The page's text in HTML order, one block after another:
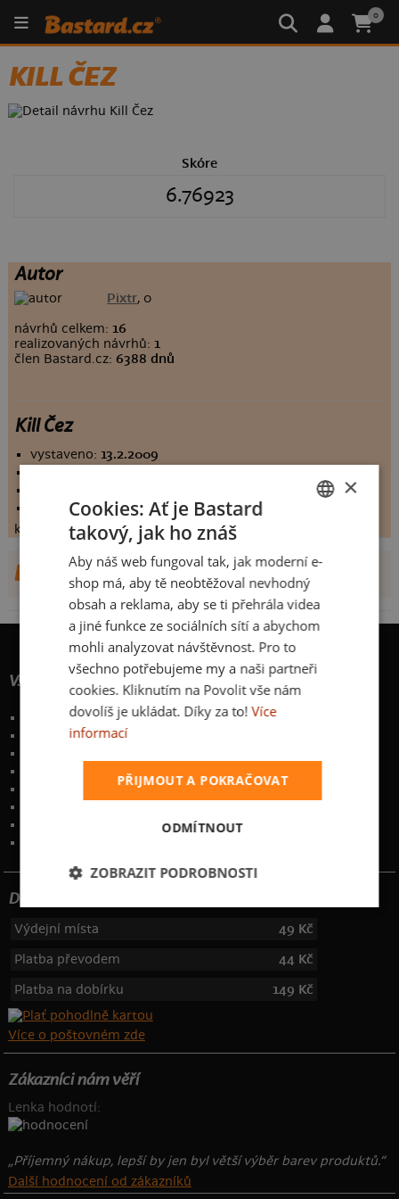
0
KILL ČEZ
Skóre
6.76923
Autor
Pixtr, 0
návrhů celkem: 16
realizovaných návrhů: 1
člen Bastard.cz:6388 dnů
Kill Čez
vystaveno: 13.2.2009
koupilo by:5 lidí
konečné hodnocení:6.76923
DALŠÍ NÁVRHY OD PIXTR
Vše o nákupu
Poštovné a způsoby doručení
Garance výměny či vrácení
Zakázkový potisk textilu
Obchodní podmínky
info@bastard.cz
Dotujeme poštovné
Výdejní místa
49 Kč
Platba převodem
44 Kč
Platba na dobírku
149 Kč
Více o poštovném zde
Zákazníci nám věří
Lenka hodnotí:
„Příjemný nákup, lepší by jen byl větší výběr barev produktů.“
Další hodnocení od zákazníků
SLOVAK
×
Cookies: Ať je Bastard
takový, jak ho znáš
Aby náš web fungoval tak, jak moderní e-
shop má, aby tě neobtěžoval nevhodný
obsah a reklama, aby se ti přehrála videa
a jiné funkce ze sociálních sítí a abychom
mohli analyzovat návštěvnost. Pro to
všechno potřebujeme my a naši partneři
cookies. Kliknutím na Povolit vše nám
dovolíš je ukládat. Díky za to! Více
informací
PŘIJMOUT A POKRAČOVAT
ODMÍTNOUT
ZOBRAZIT PODROBNOSTI